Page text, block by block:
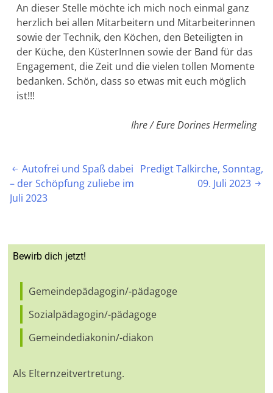
An dieser Stelle möchte ich mich noch einmal ganz
herzlich bei allen Mitarbeitern und Mitarbeiterinnen
sowie der Technik, den Köchen, den Beteiligten in
der Küche, den KüsterInnen sowie der Band für das
Engagement, die Zeit und die vielen tollen Momente
bedanken. Schön, dass so etwas mit euch möglich
ist!!!
Ihre / Eure Dorines Hermeling
Beitragsnavigation
 Autofrei und Spaß dabei
– der Schöpfung zuliebe im
Juli 2023
Predigt Talkirche, Sonntag,
09. Juli 2023 
Bewirb dich jetzt!
Gemeindepädagogin/-pädagoge
Sozialpädagogin/-pädagoge
Gemeindediakonin/-diakon
Als Elternzeitvertretung.